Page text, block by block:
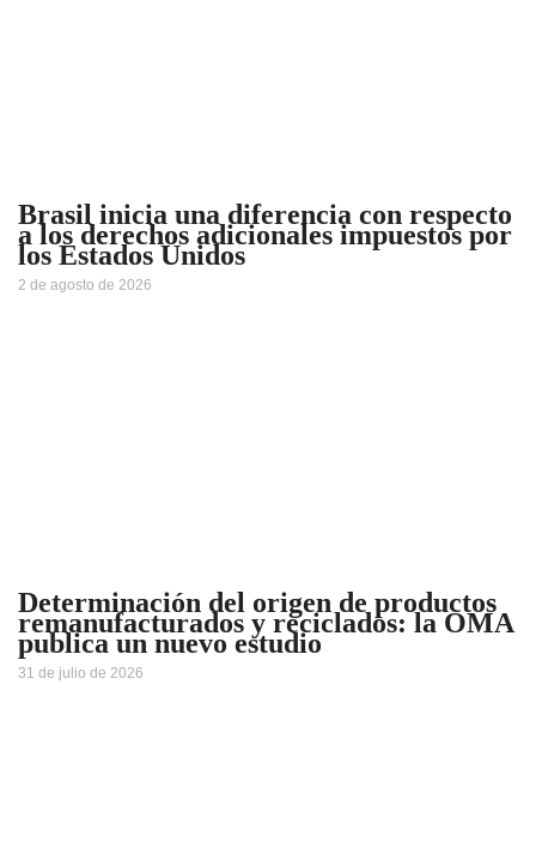
Brasil inicia una diferencia con respecto
a los derechos adicionales impuestos por
los Estados Unidos
2 de agosto de 2026
Determinación del origen de productos
remanufacturados y reciclados: la OMA
publica un nuevo estudio
31 de julio de 2026